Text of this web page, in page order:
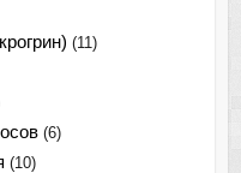
(11)
(6)
(10)